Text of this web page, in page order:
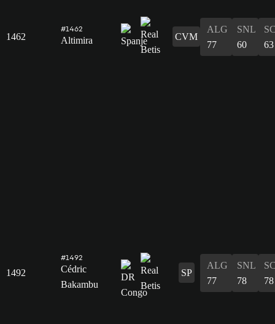
1462
#1462
Altimira CVM
ALG
77
SNL
60
63
1492
#1492
Cédric
Bakambu
SP
ALG
77
SNL
78
78